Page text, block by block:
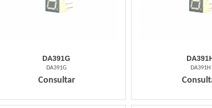
DA391G
DA391G
Consultar
DA391H